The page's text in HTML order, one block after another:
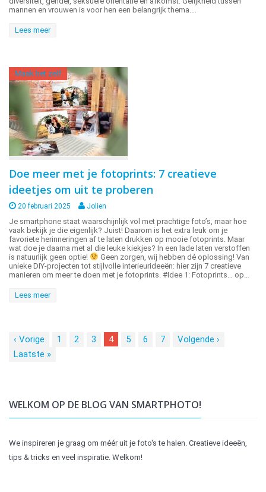
mannen en vrouwen is voor hen een belangrijk thema.…
Lees meer
Maak het zelf
Doe meer met je fotoprints: 7 creatieve
ideetjes om uit te proberen
20 februari 2025 Jolien
Je smartphone staat waarschijnlijk vol met prachtige foto’s, maar hoe
vaak bekijk je die eigenlijk? Juist! Daarom is het extra leuk om je
favoriete herinneringen af te laten drukken op mooie fotoprints. Maar
wat doe je daarna met al die leuke kiekjes? In een lade laten verstoffen
is natuurlijk geen optie!
Geen zorgen, wij hebben dé oplossing! Van
unieke DIY-projecten tot stijlvolle interieurideeën: hier zijn 7 creatieve
manieren om meer te doen met je fotoprints. #Idee 1: Fotoprints… op…
Lees meer
‹ Vorige 1 2 3 4 5 6 7 Volgende ›
Laatste »
WELKOM OP DE BLOG VAN SMARTPHOTO!
We inspireren je graag om méér uit je foto's te halen. Creatieve ideeën,
tips & tricks en veel inspiratie. Welkom!